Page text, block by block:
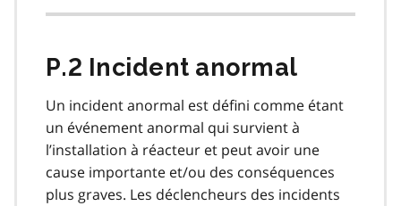
P.2 Incident anormal
Un incident anormal est défini comme étant
un événement anormal qui survient à
l’installation à réacteur et peut avoir une
cause importante et/ou des conséquences
plus graves. Les déclencheurs des incidents